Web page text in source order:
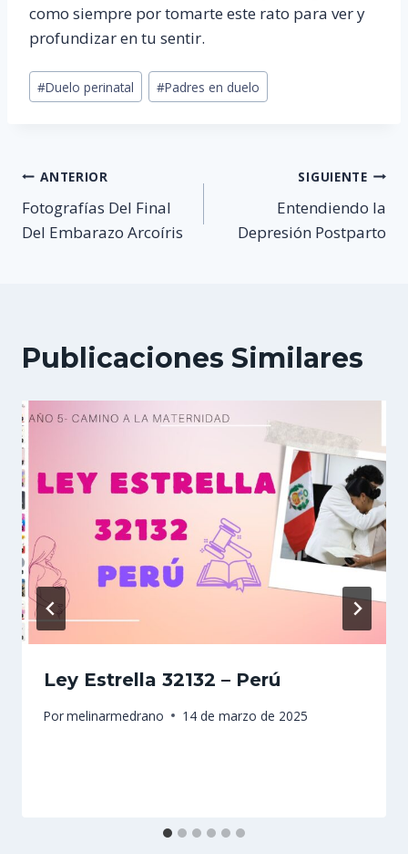
como siempre por tomarte este rato para ver y
profundizar en tu sentir.
Etiquetas
de
#Duelo perinatal #Padres en duelo
Navegación
de
ANTERIOR
Fotografías Del Final
Del Embarazo Arcoíris
SIGUIENTE
Entendiendo la
Depresión Postparto
Publicaciones Similares
Ley Estrella 32132 – Perú
Pormelinarmedrano 14 de marzo de 2025